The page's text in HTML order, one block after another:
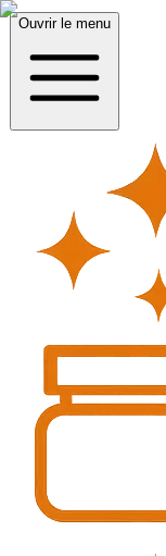
Ouvrir le menu